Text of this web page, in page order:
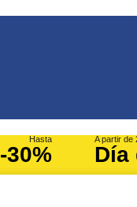
Hasta
-30%
A partir de
Día